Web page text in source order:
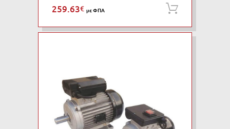
259.63€ με ΦΠΑ